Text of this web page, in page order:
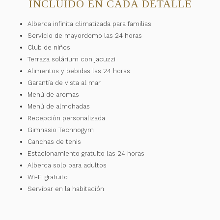
contenido
INCLUIDO EN CADA DETALLE
Alberca infinita climatizada para familias
Servicio de mayordomo las 24 horas
Club de niños
Terraza solárium con jacuzzi
Alimentos y bebidas las 24 horas
Garantía de vista al mar
Menú de aromas
Menú de almohadas
Recepción personalizada
Gimnasio Technogym
Canchas de tenis
Estacionamiento gratuito las 24 horas
Alberca solo para adultos
Wi-Fi gratuito
Servibar en la habitación